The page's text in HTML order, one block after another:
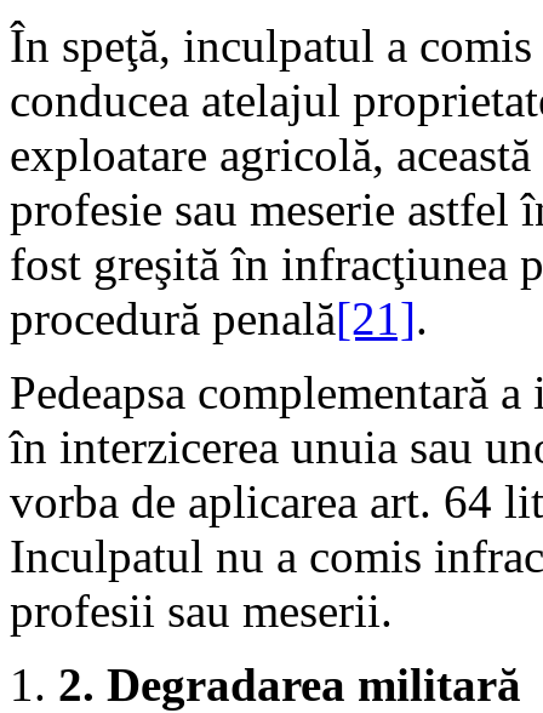
În speţă, inculpatul a
conducea atelajul
exploatare agricolă,
profesie sau meserie astfel
fost greşită în infracţiunea
procedură penală[21].
Pedeapsa complementară
în interzicerea unuia sau
vorba de aplicarea art. 64
Inculpatul nu a comis
profesii sau meserii.
2. Degradarea militară